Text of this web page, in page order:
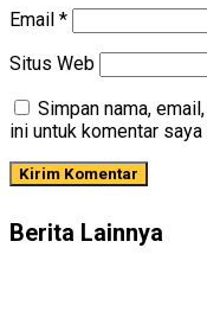
Email *
Situs Web
Simpan nama,
ini untuk komentar saya
Berita Lainnya